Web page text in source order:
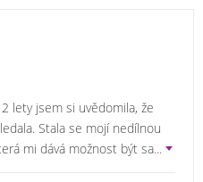
lety jsem si uvědomila, že
Stala se mojí nedílnou
mi dává možnost být sa...